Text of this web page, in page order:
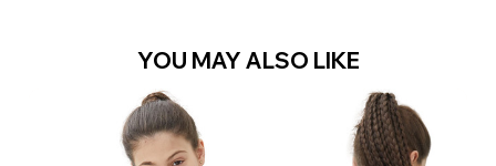
YOU MAY ALSO LIKE